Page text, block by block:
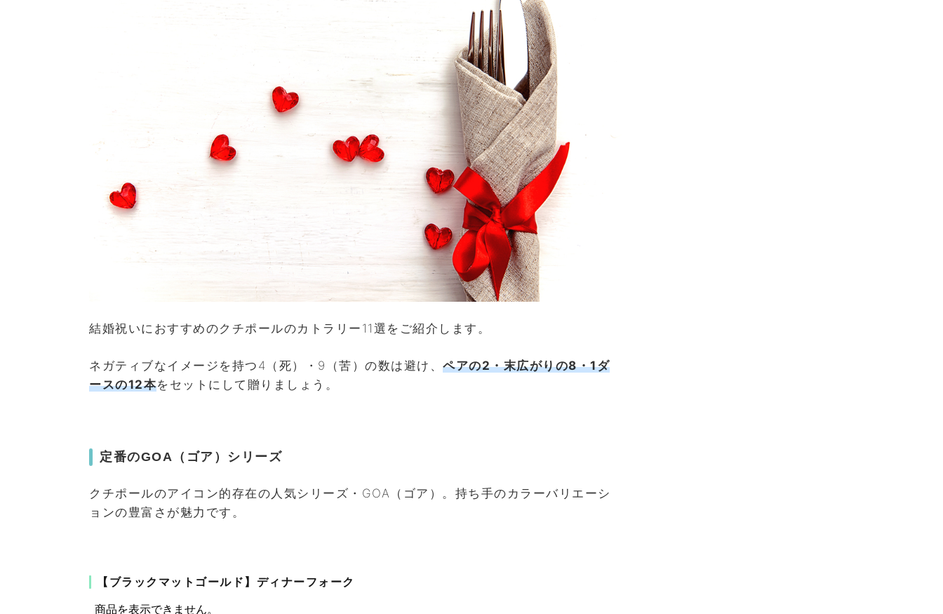
結婚祝いにおすすめのクチポールのカトラリー11選をご紹介します。
ネガティブなイメージを持つ4（死）・9（苦）の数は避け、 ペアの2・末広がりの8・1ダ
ースの12本をセットにして贈りましょう。
定番のGOA（ゴア）シリーズ
クチポールのアイコン的存在の人気シリーズ・GOA（ゴア）。持ち手のカラーバリエーシ
ョンの豊富さが魅力です。
【ブラックマットゴールド】ディナーフォーク